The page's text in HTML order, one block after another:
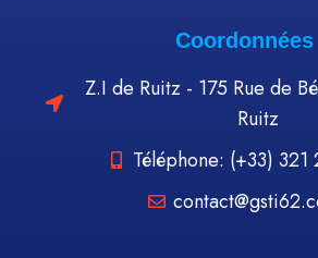
Coordonnées
Z.I de Ruitz - 175 Rue de
Ruitz
Téléphone: (+33) 321